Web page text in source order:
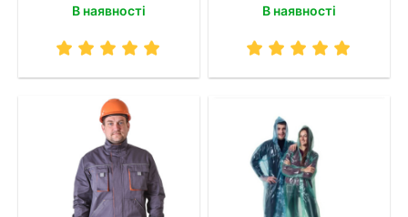
В наявності В наявності